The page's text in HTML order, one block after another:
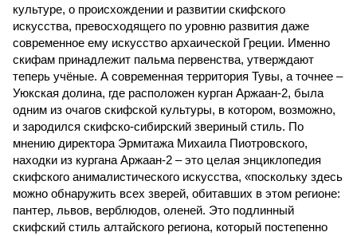
культуре, о происхождении и развитии скифского
искусства, превосходящего по уровню развития даже
современное ему искусство архаической Греции. Именно
скифам принадлежит пальма первенства, утверждают
теперь учёные. А современная территория Тувы, а точнее –
Уюкская долина, где расположен курган Аржаан-2, была
одним из очагов скифской культуры, в котором, возможно,
и зародился скифско-сибирский звериный стиль. По
мнению директора Эрмитажа Михаила Пиотровского,
находки из кургана Аржаан-2 – это целая энциклопедия
скифского анималистического искусства, «поскольку здесь
можно обнаружить всех зверей, обитавших в этом регионе:
пантер, львов, верблюдов, оленей. Это подлинный
скифский стиль алтайского региона, который постепенно